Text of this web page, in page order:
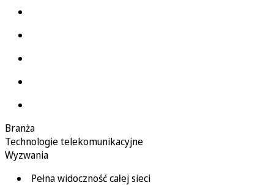
Branża
Technologie telekomunikacyjne
Wyzwania
Pełna widoczność całej sieci